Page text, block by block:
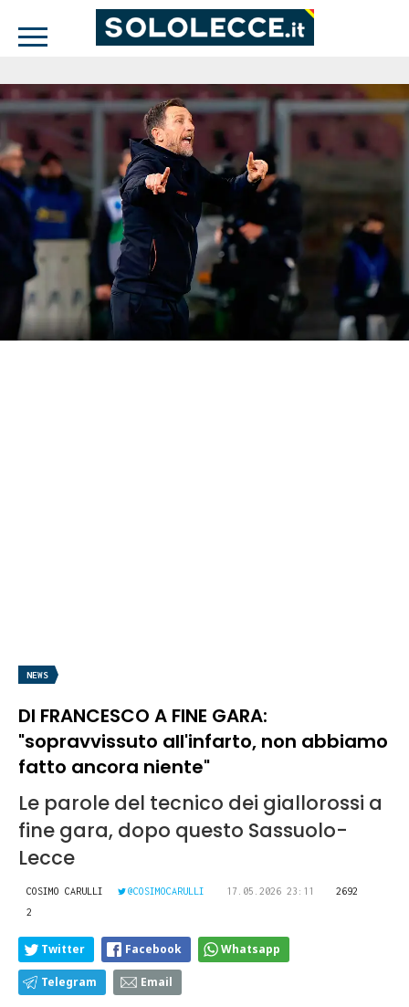
NEWS
DI FRANCESCO A FINE GARA:
"sopravvissuto all'infarto, non abbiamo
fatto ancora niente"
Le parole del tecnico dei giallorossi a
fine gara, dopo questo Sassuolo-
Lecce
COSIMO CARULLI @COSIMOCARULLI 17.05.2026 23:11
2692
2
Twitter Facebook Whatsapp
Telegram Email